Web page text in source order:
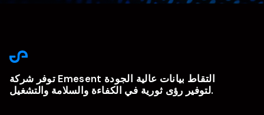
توفر شركة Emesent التقاط بيانات عالية الجودة
لتوفير رؤى ثورية في الكفاءة والسلامة والتشغيل.